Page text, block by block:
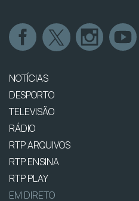
NOTÍCIAS
DESPORTO
TELEVISÃO
RÁDIO
RTP ARQUIVOS
RTP ENSINA
RTP PLAY
EM DIRETO